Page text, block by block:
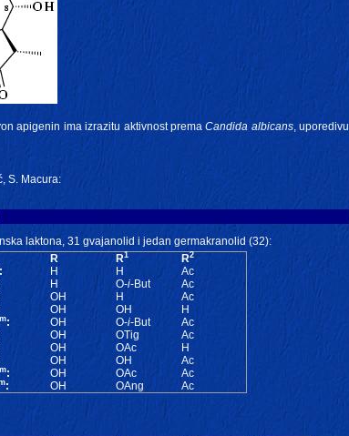
apigenin ima izrazitu aktivnost premaCandida albicans, uporedivu
S. Macura:
laktona, 31 gvajanolid i jedan germakranolid (32):
R R1 R2
: H H
Ac
H O-i-But
Ac
OH H
Ac
OH OH
H
: OH O-i-But
Ac
OH OTig
Ac
OH OAc
H
OH OH
Ac
: OH OAc
Ac
: OH OAng Ac